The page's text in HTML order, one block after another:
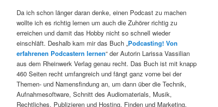
Da ich schon länger daran denke, einen Podcast zu machen
wollte ich es richtig lernen um auch die Zuhörer richtig zu
erreichen und damit das Hobby nicht so schnell wieder
einschläft. Deshalb kam mir das Buch „Podcasting! Von
erfahrenen Podcastern lernen“ der Autorin Larissa Vassilian
aus dem Rheinwerk Verlag genau recht. Das Buch ist mit knapp
460 Seiten recht umfangreich und fängt ganz vorne bei der
Themen- und Namensfindung an, um dann über die Technik,
Aufnahmesoftware, Schnitt des Audiomaterials, Musik,
Rechtliches, Publizieren und Hosting, Finden und Marketing,